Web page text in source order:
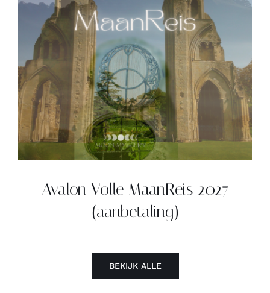
Contact
Zoeken
naar:
Avalon Volle MaanReis 2027
(aanbetaling)
BEKIJK ALLE